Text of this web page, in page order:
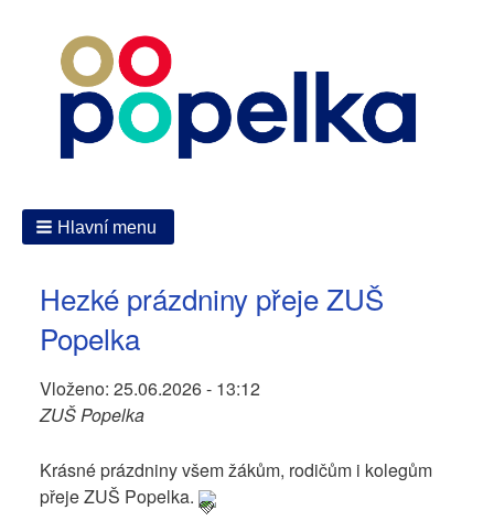
Hlavní menu
Hezké prázdniny přeje ZUŠ
Popelka
Vloženo: 25.06.2026 - 13:12
ZUŠ Popelka
Krásné prázdniny všem žákům, rodičům i kolegům
přeje ZUŠ Popelka.